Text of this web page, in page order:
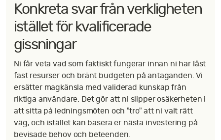
Konkreta svar från verkligheten
istället för kvalificerade
gissningar
Ni får veta vad som faktiskt fungerar innan ni har låst
fast resurser och bränt budgeten på antaganden. Vi
ersätter magkänsla med validerad kunskap från
riktiga användare. Det gör att ni slipper osäkerheten i
att sitta på ledningsmöten och ”tro” att ni valt rätt
väg, och istället kan basera er nästa investering på
bevisade behov och beteenden.